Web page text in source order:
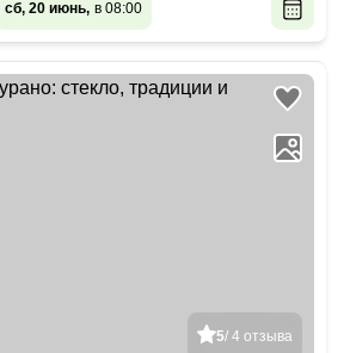
сб, 20 июнь, в 08:00
5/ 4 отзыва